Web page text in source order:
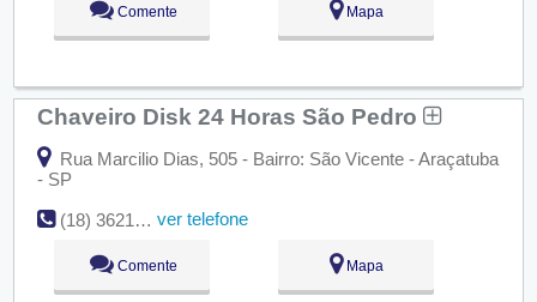
Comente Mapa
Chaveiro Disk 24 Horas São Pedro
Rua Marcilio Dias, 505 - Bairro: São Vicente - Araçatuba
- SP
(18) 3621-3955
ver telefone
Comente Mapa